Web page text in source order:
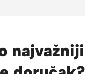
najvažniji